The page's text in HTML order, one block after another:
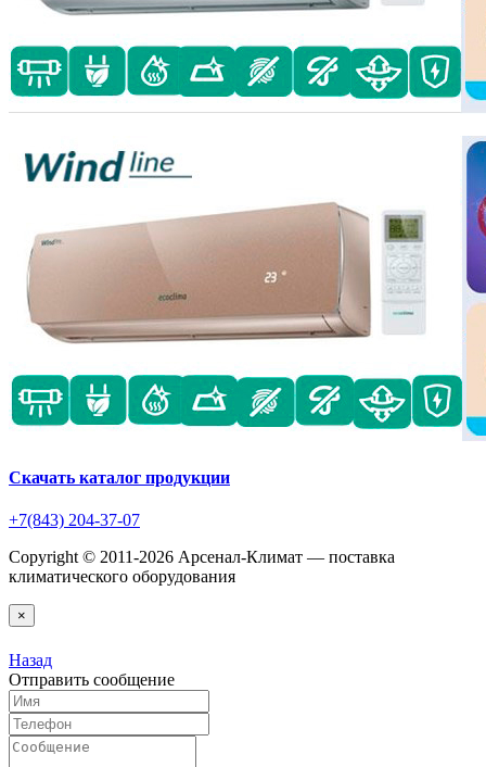
Скачать каталог продукции
+7(843) 204-37-07
Copyright © 2011-2026 Арсенал-Климат — поставка
климатического оборудования
×
Назад
Отправить сообщение